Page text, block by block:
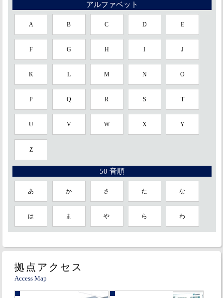
アルファベット
A B C D E
F G H I J
K L M N O
P Q R S T
U V W X Y
Z
50 音順
あ か さ た な
は ま や ら わ
拠点アクセス
Access Map